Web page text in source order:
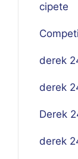
cipete
derek
derek
Derek
derek